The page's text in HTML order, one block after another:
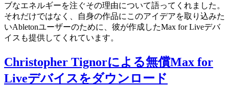
ブなエネルギーを注ぐその理由について語ってくれました。
それだけではなく、自身の作品にこのアイデアを取り込みた
いAbletonユーザーのために、彼が作成したMax for Liveデバ
イスも提供してくれています。
Christopher Tignorによる無償Max for
Liveデバイスをダウンロード